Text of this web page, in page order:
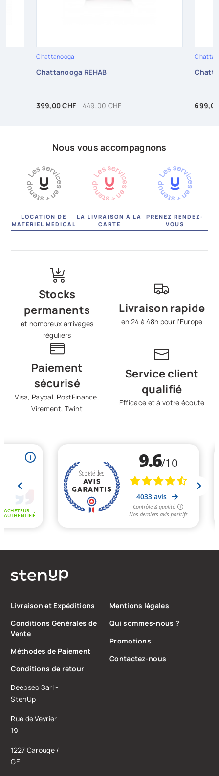
Chattanooga
Chattanooga REHAB
Prix
399,00 CHF Prix de base
449,00 CHF Prix
Nous vous accompagnons
LOCATION DE
MATÉRIEL MÉDICAL
LA LIVRAISON À LA
CARTE
PRENEZ RENDEZ-
VOUS
Stocks
permanents
et nombreux arrivages
réguliers
Livraison rapide
en 24 à 48h pour l'Europe
Paiement
sécurisé
Visa, Paypal, PostFinance,
Virement, Twint
Service client
qualifié
Efficace et à votre écoute
Livraison et Expéditions
Conditions Générales de
Vente
Méthodes de Paiement
Conditions de retour
Mentions légales
Qui sommes-nous ?
Promotions
Contactez-nous
Deepseo Sarl -
StenUp
Rue de Veyrier
19
1227 Carouge /
GE